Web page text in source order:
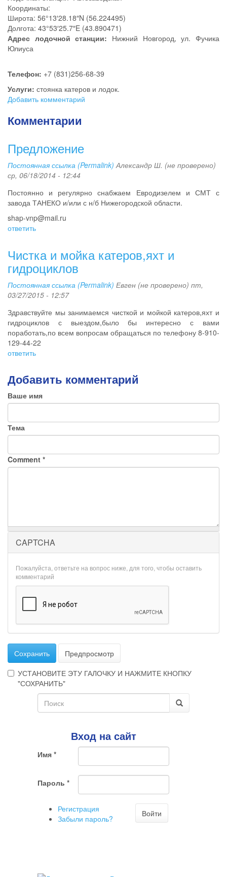
Координаты:
Широта: 56°13′28.18″N (56.224495)
Долгота: 43°53′25.7″E (43.890471)
Адрес лодочной станции: Нижний Новгород, ул. Фучика
Юлиуса
Телефон: +7 (831)256-68-39
Услуги: стоянка катеров и лодок.
Добавить комментарий
Комментарии
Предложение
Постоянная ссылка (Permalink) Александр Ш. (не проверено)
ср, 06/18/2014 - 12:44
Постоянно и регулярно снабжаем Евродизелем и СМТ с
завода ТАНЕКО и/или с н/б Нижегородской области.
shap-vnp@mail.ru
ответить
Чистка и мойка катеров,яхт и
гидроциклов
Постоянная ссылка (Permalink) Евген (не проверено) пт,
03/27/2015 - 12:57
Здравствуйте мы занимаемся чисткой и мойкой катеров,яхт и
гидроциклов с выездом,было бы интересно с вами
поработать,по всем вопросам обращаться по телефону 8-910-
129-44-22
ответить
Добавить комментарий
Ваше имя
Тема
Comment *
CAPTCHA
Пожалуйста, ответьте на вопрос ниже, для того, чтобы оставить
комментарий
Сохранить
Предпросмотр
УСТАНОВИТЕ ЭТУ ГАЛОЧКУ И НАЖМИТЕ КНОПКУ
"СОХРАНИТЬ"
галочка
ненужный
комментарий
Форма
поиска
Вход на сайт
Имя *
Пароль *
Регистрация
Забыли пароль?
Войти